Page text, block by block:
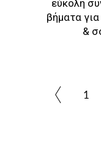
εύκολη
βήματα
&
1